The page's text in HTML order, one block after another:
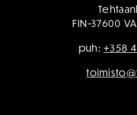
FIN-37600
puh:+358